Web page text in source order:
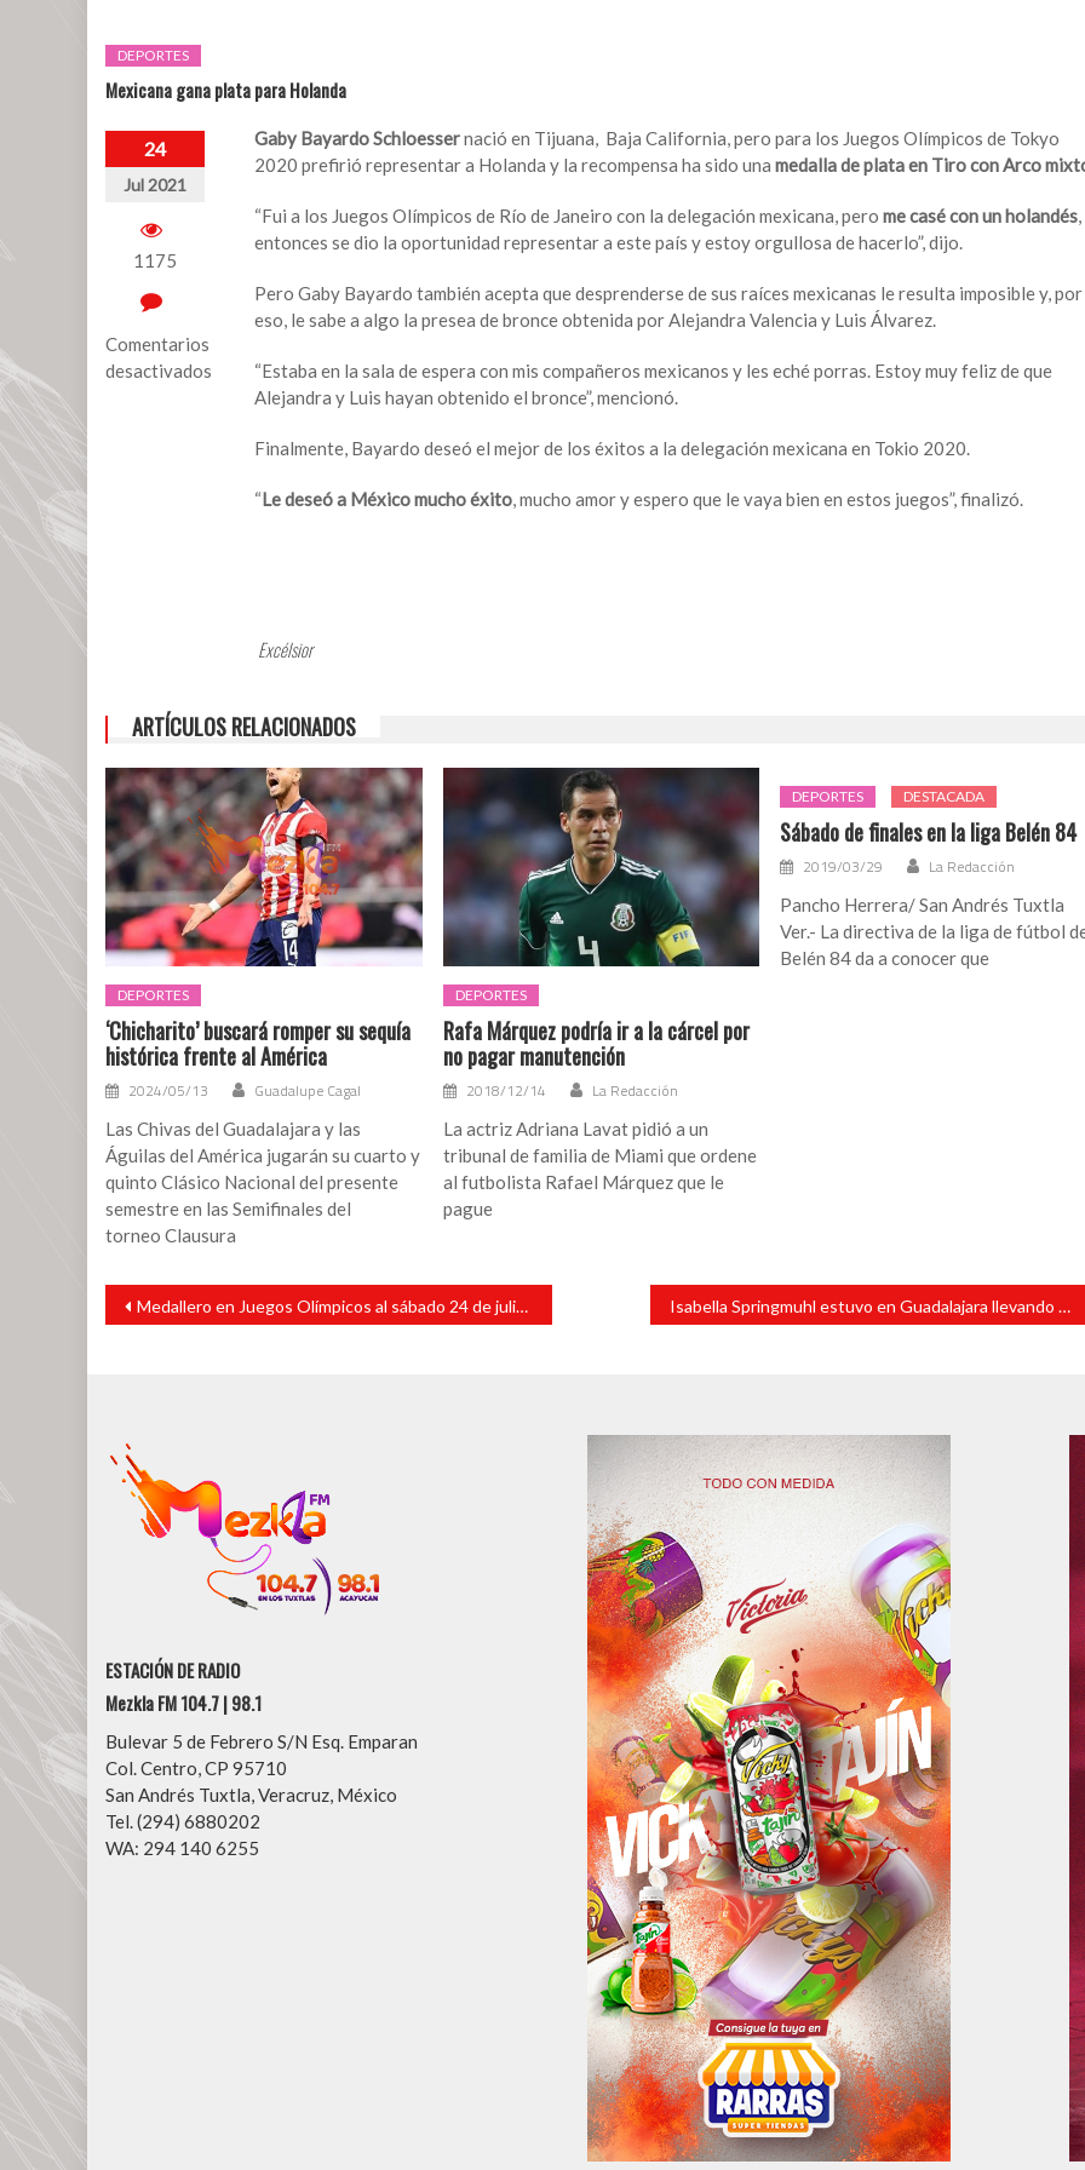
DEPORTES
Mexicana gana plata para Holanda
24
Jul 2021
1175
Comentarios
desactivados
Gaby Bayardo Schloessernació en Tijuana, Baja California, pero para los Juegos Olímpicos de Tokyo
2020 prefirió representar a Holanda y la recompensa ha sido una medalla de plata en Tiro con Arco
“Fui a los Juegos Olímpicos de Río de Janeiro con la delegación mexicana, pero me casé con un holandés,
entonces se dio la oportunidad representar a este país y estoy orgullosa de hacerlo”, dijo.
Pero Gaby Bayardo también acepta que desprenderse de sus raíces mexicanas le resulta imposible y, por
eso, le sabe a algo la presea de bronce obtenida por Alejandra Valencia y Luis Álvarez.
“Estaba en la sala de espera con mis compañeros mexicanos y les eché porras. Estoy muy feliz de que
Alejandra y Luis hayan obtenido el bronce”, mencionó.
Finalmente, Bayardo deseó el mejor de los éxitos a la delegación mexicana en Tokio 2020.
“Le deseó a México mucho éxito, mucho amor y espero que le vaya bien en estos juegos”, finalizó.
Excélsior
ARTÍCULOS RELACIONADOS
DEPORTES
‘Chicharito’ buscará romper su sequía
histórica frente al América
2024/05/13 Guadalupe Cagal
Las Chivas del Guadalajara y las
Águilas del América jugarán su cuarto y
quinto Clásico Nacional del presente
semestre en las Semifinales del
torneo Clausura
DEPORTES
Rafa Márquez podría ir a la cárcel por
no pagar manutención
2018/12/14 La Redacción
La actriz Adriana Lavat pidió a un
tribunal de familia de Miami que ordene
al futbolista Rafael Márquez que le
pague
DEPORTES DESTACADA
Sábado de finales en la liga Belén 84
2019/03/29 La Redacción
Pancho Herrera/ San Andrés Tuxtla
Ver.- La directiva de la liga de fútbol
Belén 84 da a conocer que
Navegación
entradas
Medallero en Juegos Olímpicos al sábado 24 de julio de Tokio 2020; México está en 19 lugar Isabella Springmuhl estuvo en Guadalajara llevando sus más recientes creaciones de moda incluyente
ESTACIÓN DE RADIO
Mezkla FM 104.7 | 98.1
Bulevar 5 de Febrero S/N Esq. Emparan
Col. Centro, CP 95710
San Andrés Tuxtla, Veracruz, México
Tel. (294) 6880202
WA: 294 140 6255